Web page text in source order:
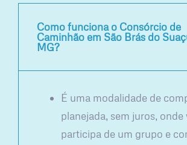
Como funciona o Consórcio de
Caminhão em São Brás do
MG?
É uma modalidade de
planejada, sem juros, onde
participa de um grupo e